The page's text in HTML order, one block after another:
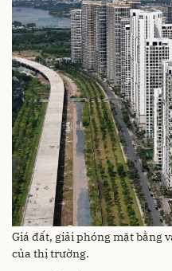
Giá đất, giải phóng mặt bằng
của thị trường.